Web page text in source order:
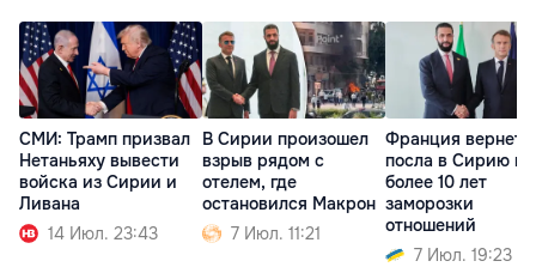
СМИ: Трамп призвал
Нетаньяху вывести
войска из Сирии и
Ливана
14 Июл. 23:43
В Сирии произошел
взрыв рядом с
отелем, где
остановился Макрон
7 Июл. 11:21
Франция вернет
посла в Сирию
более 10 лет
заморозки
отношений
7 Июл. 19:23